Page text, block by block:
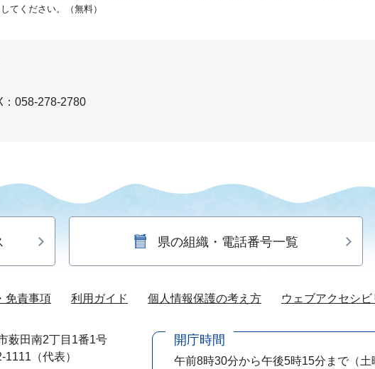
てください。（無料）
：058-278-2780
県の組織・電話番号一覧
免責事項 利用ガイド 個人情報保護の考え方 ウェブアクセシ
薮田南2丁目1番1号
（代表）
開庁時間
午前8時30分から午後5時15分まで （